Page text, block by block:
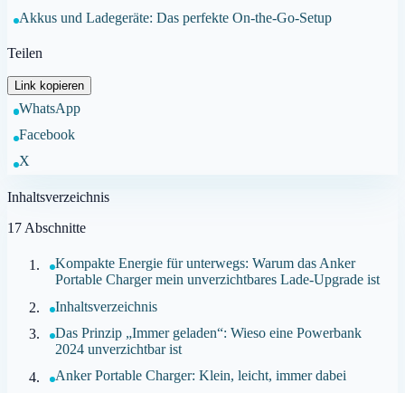
Akkus und Ladegeräte: Das perfekte On-the-Go-Setup
Teilen
Link kopieren
WhatsApp
Facebook
X
Inhaltsverzeichnis
17 Abschnitte
Kompakte Energie für unterwegs: Warum das Anker
Portable Charger mein unverzichtbares Lade-Upgrade ist
Inhaltsverzeichnis
Das Prinzip „Immer geladen“: Wieso eine Powerbank
2024 unverzichtbar ist
Anker Portable Charger: Klein, leicht, immer dabei